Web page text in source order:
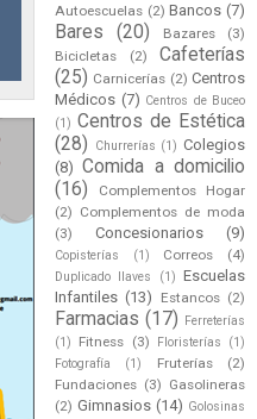
Autoescuelas (2) Bancos (7)
Bares (20) Bazares
(3)
Bicicletas
(2)
Cafeterías
(25) Carnicerías (2) Centros
Médicos (7) Centros de Buceo
(1) Centros de Estética
(28)
Churrerías (1) Colegios
(8) Comida a domicilio
(16)
Complementos Hogar
(2) Complementos de moda
(3)
Concesionarios (9)
Copisterías (1) Correos (4)
Duplicado llaves (1) Escuelas
Infantiles (13) Estancos (2)
Farmacias (17) Ferreterías
(1)
Fitness (3) Floristerías
(1)
Fotografía
(1) Fruterías
(2)
Fundaciones (3) Gasolineras
(2) Gimnasios (14) Golosinas